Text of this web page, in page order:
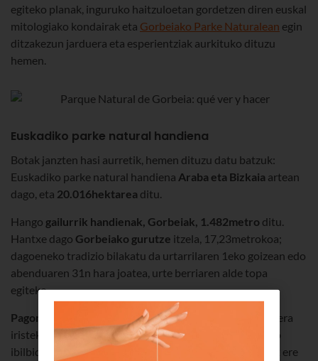
egiteko planak, inguruko haitzuloetan gordetzen diren euskal
mitologiako kondairak eta Gorbeiako Parke Naturalean egin
ditzakezun jarduera eta esperientziak aurkituko dituzu
hemen.
Euskadiko parke natural handiena
Botak janzten hasi aurretik, hemen dituzu datu batzuk:
Euskadiko parke natural handiena Araba eta Bizkaia artean
dago, eta 20.016hektarea ditu.
Hango gailurrik handienak, Gorbeiak, 1.482metro ditu.
Hantxe dago Gorbeiako gurutze itzela, 17,23metrokoa;
dagoeneko tradizio bilakatu da urtarrilaren 1eko goizean edo
abenduaren 31n hara joatea, urte berriaren alde topa
egiteko.
Pagomakurren hasten den bidearijarraitzea da gurutzera
iristeko modu erraz eta ohikoena. 13kilometro inguruko
ibilbidea da, eta hiru bat ordu beharko dituzu.
ere